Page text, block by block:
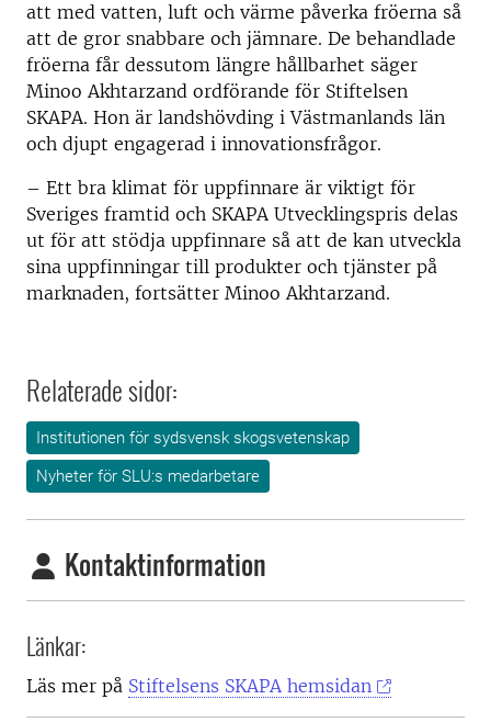
att med vatten, luft och värme påverka fröerna så
att de gror snabbare och jämnare. De behandlade
fröerna får dessutom längre hållbarhet säger
Minoo Akhtarzand ordförande för Stiftelsen
SKAPA. Hon är landshövding i Västmanlands län
och djupt engagerad i innovationsfrågor.
– Ett bra klimat för uppfinnare är viktigt för
Sveriges framtid och SKAPA Utvecklingspris delas
ut för att stödja uppfinnare så att de kan utveckla
sina uppfinningar till produkter och tjänster på
marknaden, fortsätter Minoo Akhtarzand.
Relaterade sidor:
Institutionen för sydsvensk skogsvetenskap
Nyheter för SLU:s medarbetare
Kontaktinformation
Länkar:
Läs mer på Stiftelsens SKAPA hemsidan